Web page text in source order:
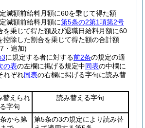
減額前給料月額に60を乗じて得た額
減額前給料月額に第5条の2第1項第2号
を乗じて得た額及び退職日給料月額に60
控除した割合を乗じて得た額の合計額
・追加)
に規定する者に対する前2条の規定の適
の表の左欄に掲げる規定中同表の中欄に
れぞれ同表の右欄に掲げる字句に読み替
替えられ
る字句
読み替える字句
から第
第5条の3の規定により読み替